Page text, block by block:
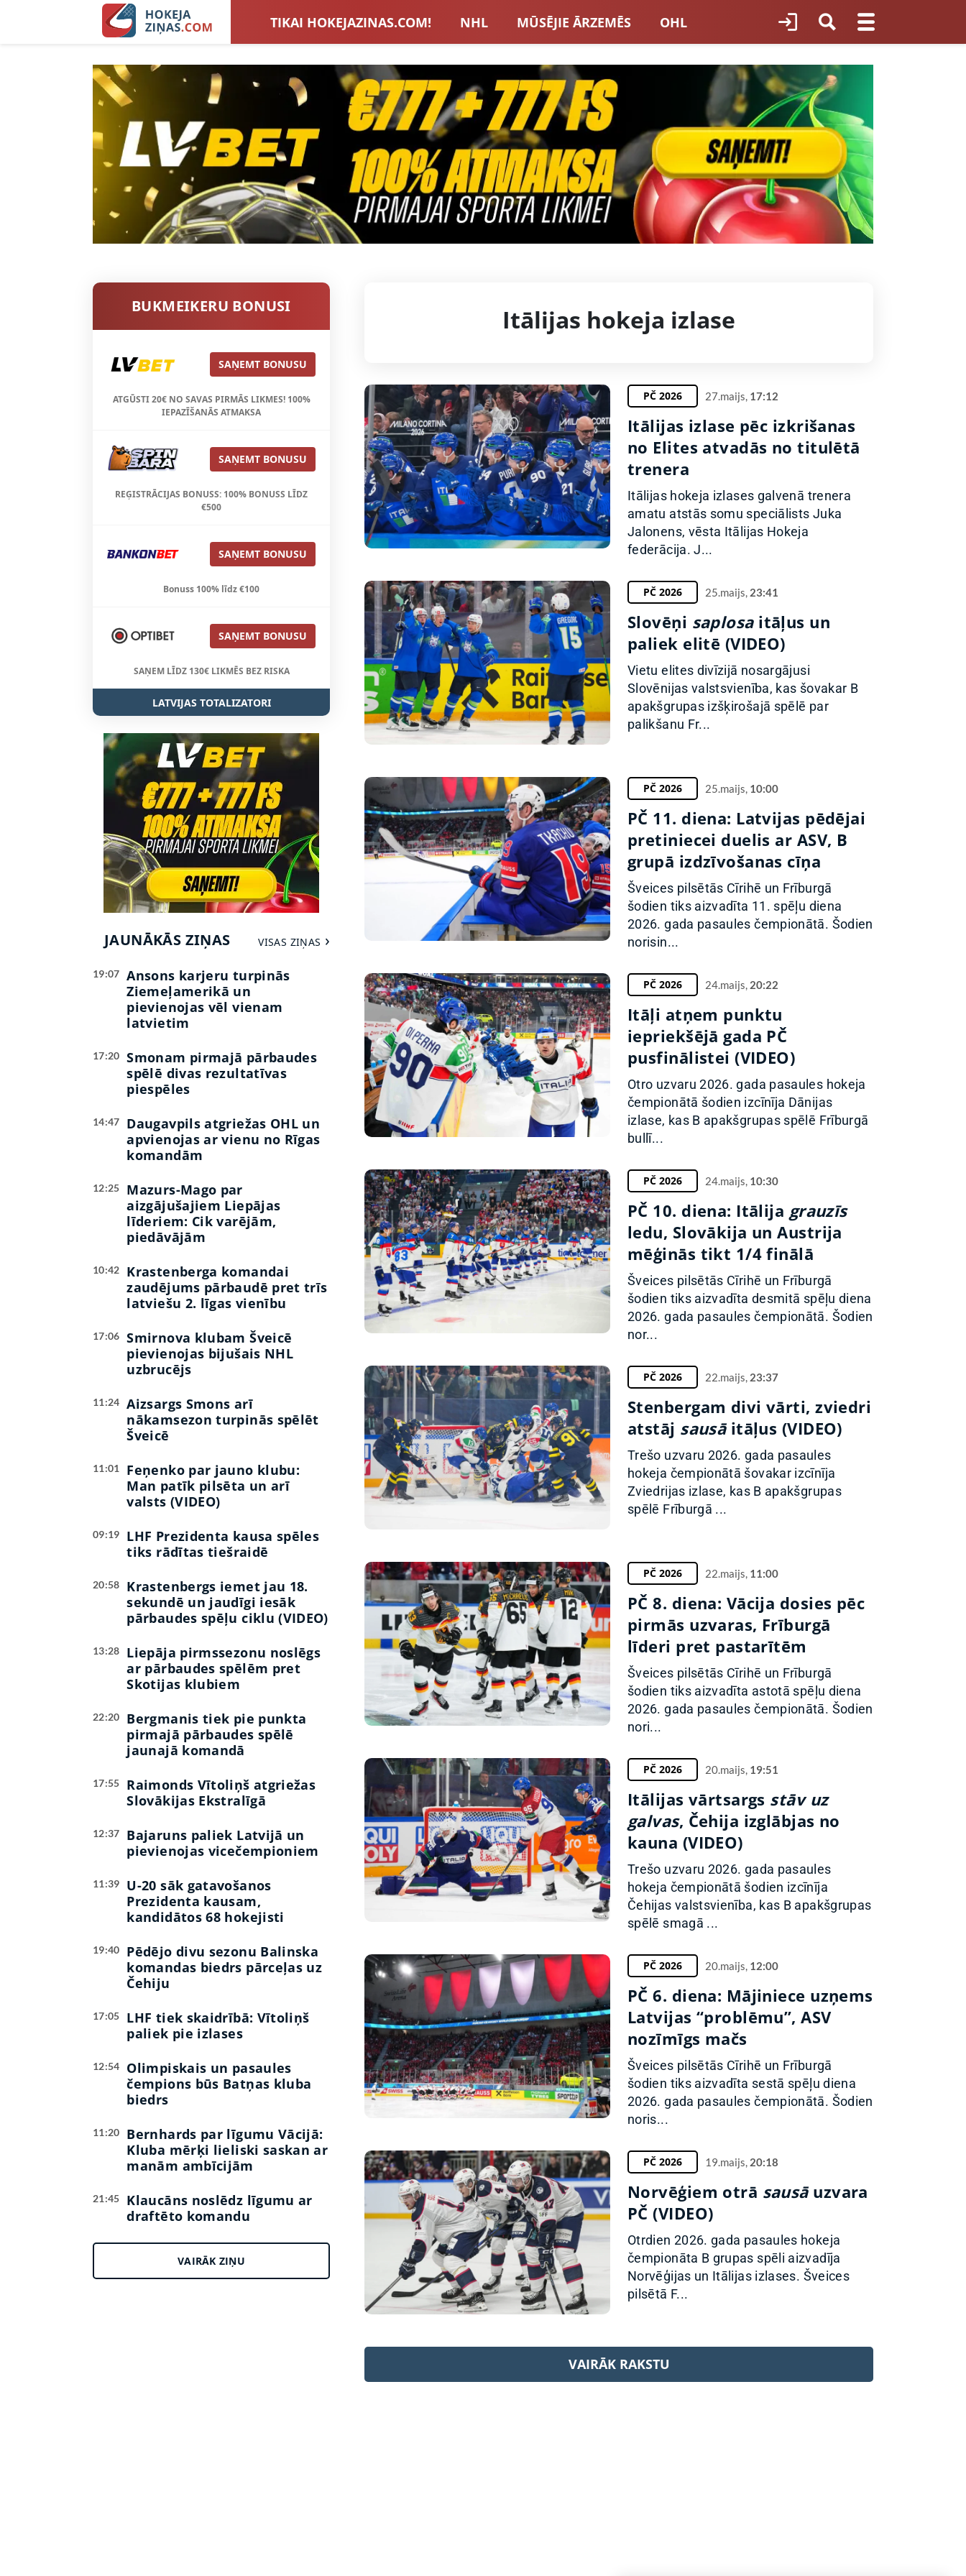
TIKAI HOKEJAZINAS.COM! NHL MŪSĒJIE ĀRZEMĒS OHL
LATVIJAS IZLASE EIROPA LVBET BONUSI JAUNATNES HOKEJS
SIEVIEŠU HOKEJS BLOGI INTERVIJAS TOTALIZATORI LATVIJĀ
TOTALIZATORU BONUSI VISAS ZIŅAS
BUKMEIKERU BONUSI
SAŅEMT BONUSU
ATGŪSTI 20€ NO SAVAS PIRMĀS LIKMES! 100%
IEPAZĪŠANĀS ATMAKSA
SAŅEMT BONUSU
REĢISTRĀCIJAS BONUSS: 100% BONUSS LĪDZ
€500
SAŅEMT BONUSU
Bonuss 100% līdz €100
SAŅEMT BONUSU
SAŅEM LĪDZ 130€ LIKMĒS BEZ RISKA
LATVIJAS TOTALIZATORI
JAUNĀKĀS ZIŅAS VISAS ZIŅAS
19:07
Ansons karjeru turpinās
Ziemeļamerikā un
pievienojas vēl vienam
latvietim
17:20
Smonam pirmajā pārbaudes
spēlē divas rezultatīvas
piespēles
14:47
Daugavpils atgriežas OHL un
apvienojas ar vienu no Rīgas
komandām
12:25
Mazurs-Mago par
aizgājušajiem Liepājas
līderiem: Cik varējām,
piedāvājām
10:42
Krastenberga komandai
zaudējums pārbaudē pret trīs
latviešu 2. līgas vienību
17:06
Smirnova klubam Šveicē
pievienojas bijušais NHL
uzbrucējs
11:24
Aizsargs Smons arī
nākamsezon turpinās spēlēt
Šveicē
11:01
Feņenko par jauno klubu:
Man patīk pilsēta un arī
valsts (VIDEO)
09:19
LHF Prezidenta kausa spēles
tiks rādītas tiešraidē
20:58
Krastenbergs iemet jau 18.
sekundē un jaudīgi iesāk
pārbaudes spēļu ciklu (VIDEO)
13:28
Liepāja pirmssezonu noslēgs
ar pārbaudes spēlēm pret
Skotijas klubiem
22:20
Bergmanis tiek pie punkta
pirmajā pārbaudes spēlē
jaunajā komandā
17:55
Raimonds Vītoliņš atgriežas
Slovākijas Ekstralīgā
12:37
Bajaruns paliek Latvijā un
pievienojas vicečempioniem
11:39
U-20 sāk gatavošanos
Prezidenta kausam,
kandidātos 68 hokejisti
19:40
Pēdējo divu sezonu Balinska
komandas biedrs pārceļas uz
Čehiju
17:05
LHF tiek skaidrībā: Vītoliņš
paliek pie izlases
12:54
Olimpiskais un pasaules
čempions būs Batņas kluba
biedrs
11:20
Bernhards par līgumu Vācijā:
Kluba mērķi lieliski saskan ar
manām ambīcijām
21:45
Klaucāns noslēdz līgumu ar
draftēto komandu
VAIRĀK ZIŅU
Itālijas hokeja izlase
PČ 2026 27.maijs, 17:12
Itālijas izlase pēc izkrišanas
no Elites atvadās no titulētā
trenera
Itālijas hokeja izlases galvenā trenera
amatu atstās somu speciālists Juka
Jalonens, vēsta Itālijas Hokeja
federācija. J...
PČ 2026 25.maijs, 23:41
Slovēņi saplosaitāļus un
paliek elitē (VIDEO)
Vietu elites divīzijā nosargājusi
Slovēnijas valstsvienība, kas šovakar B
apakšgrupas izšķirošajā spēlē par
palikšanu Fr...
PČ 2026 25.maijs, 10:00
PČ 11. diena: Latvijas pēdējai
pretiniecei duelis ar ASV, B
grupā izdzīvošanas cīņa
Šveices pilsētās Cīrihē un Frīburgā
šodien tiks aizvadīta 11. spēļu diena
2026. gada pasaules čempionātā. Šodien
norisin...
PČ 2026 24.maijs, 20:22
Itāļi atņem punktu
iepriekšējā gada PČ
pusfinālistei (VIDEO)
Otro uzvaru 2026. gada pasaules hokeja
čempionātā šodien izcīnīja Dānijas
izlase, kas B apakšgrupas spēlē Frīburgā
bullī...
PČ 2026 24.maijs, 10:30
PČ 10. diena: Itālija grauzīs
ledu, Slovākija un Austrija
mēģinās tikt 1/4 finālā
Šveices pilsētās Cīrihē un Frīburgā
šodien tiks aizvadīta desmitā spēļu diena
2026. gada pasaules čempionātā. Šodien
nor...
PČ 2026 22.maijs, 23:37
Stenbergam divi vārti, zviedri
atstāj sausāitāļus (VIDEO)
Trešo uzvaru 2026. gada pasaules
hokeja čempionātā šovakar izcīnīja
Zviedrijas izlase, kas B apakšgrupas
spēlē Frīburgā ...
PČ 2026 22.maijs, 11:00
PČ 8. diena: Vācija dosies pēc
pirmās uzvaras, Frīburgā
līderi pret pastarītēm
Šveices pilsētās Cīrihē un Frīburgā
šodien tiks aizvadīta astotā spēļu diena
2026. gada pasaules čempionātā. Šodien
nori...
PČ 2026 20.maijs, 19:51
Itālijas vārtsargs stāv uz
galvas, Čehija izglābjas no
kauna (VIDEO)
Trešo uzvaru 2026. gada pasaules
hokeja čempionātā šodien izcīnīja
Čehijas valstsvienība, kas B apakšgrupas
spēlē smagā ...
PČ 2026 20.maijs, 12:00
PČ 6. diena: Mājiniece uzņems
Latvijas “problēmu”, ASV
nozīmīgs mačs
Šveices pilsētās Cīrihē un Frīburgā
šodien tiks aizvadīta sestā spēļu diena
2026. gada pasaules čempionātā. Šodien
noris...
PČ 2026 19.maijs, 20:18
Norvēģiem otrā sausāuzvara
PČ (VIDEO)
Otrdien 2026. gada pasaules hokeja
čempionāta B grupas spēli aizvadīja
Norvēģijas un Itālijas izlases. Šveices
pilsētā F...
VAIRĀK RAKSTU